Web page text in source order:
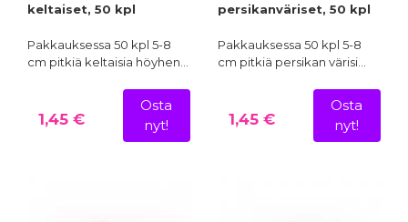
keltaiset, 50 kpl
Pakkauksessa 50 kpl 5-8
cm pitkiä keltaisia höyhen…
1,45 €
Osta
nyt!
persikanväriset, 50 kpl
Pakkauksessa 50 kpl 5-8
cm pitkiä persikan värisi…
1,45 €
Osta
nyt!